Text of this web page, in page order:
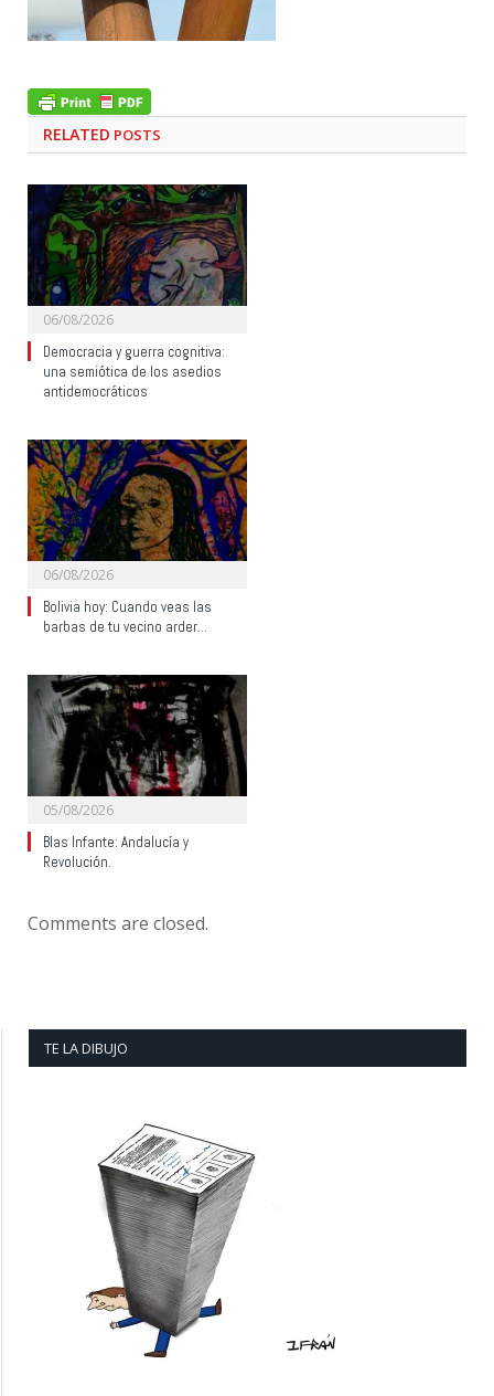
RELATED POSTS
06/08/2026
Democracia y guerra cognitiva:
una semiótica de los asedios
antidemocráticos
06/08/2026
Bolivia hoy: Cuando veas las
barbas de tu vecino arder…
05/08/2026
Blas Infante: Andalucía y
Revolución.
Comments are closed.
TE LA DIBUJO